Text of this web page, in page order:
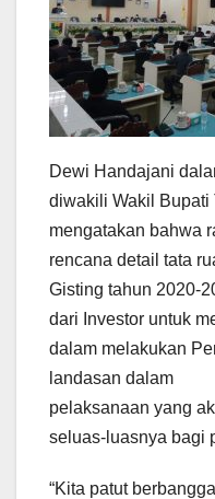
Dewi Handajani
diwakili Wakil Bupati
mengatakan bahwa
rencana detail tata
Gisting tahun 2020-
dari Investor untuk
dalam melakukan
landasan dalam
pelaksanaan yang
seluas-luasnya bagi
“Kita patut